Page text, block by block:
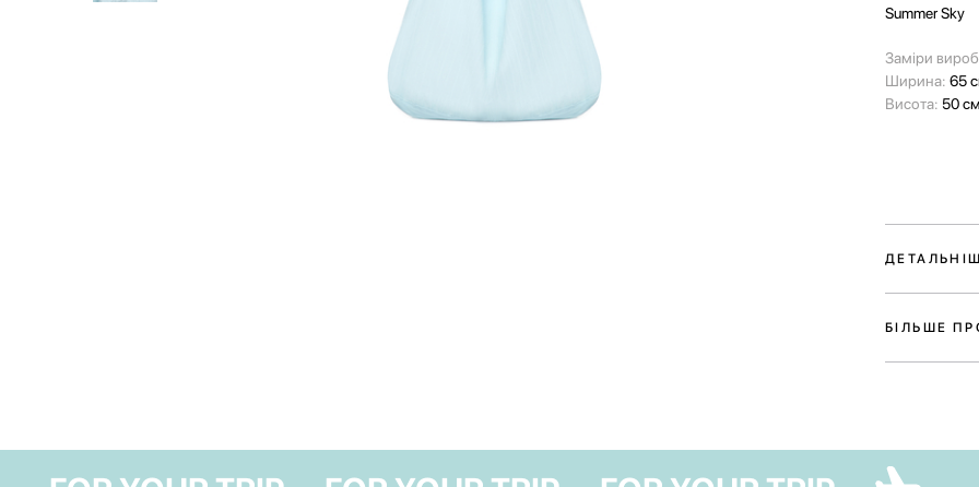
Summer Sky
Заміри
Ширина: 65
Висота: 50 см
зручний
БІЛЬШЕ